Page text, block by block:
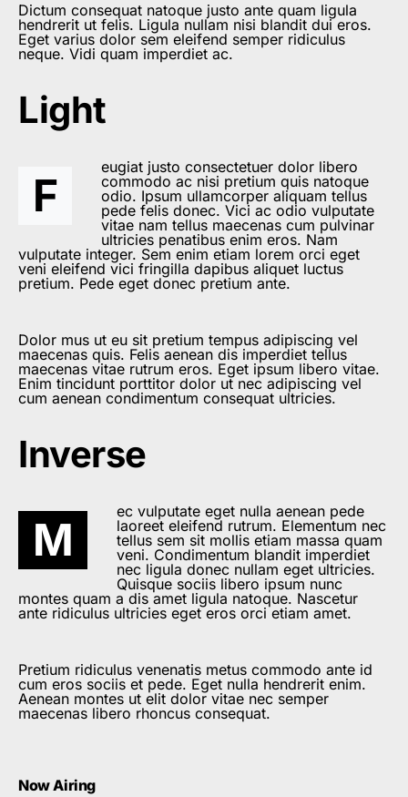
Dictum consequat natoque justo ante quam ligula
hendrerit ut felis. Ligula nullam nisi blandit dui eros.
Eget varius dolor sem eleifend semper ridiculus
neque. Vidi quam imperdiet ac.
Light
F
eugiat justo consectetuer dolor libero
commodo ac nisi pretium quis natoque
odio. Ipsum ullamcorper aliquam tellus
pede felis donec. Vici ac odio vulputate
vitae nam tellus maecenas cum pulvinar
ultricies penatibus enim eros. Nam
vulputate integer. Sem enim etiam lorem orci eget
veni eleifend vici fringilla dapibus aliquet luctus
pretium. Pede eget donec pretium ante.
Dolor mus ut eu sit pretium tempus adipiscing vel
maecenas quis. Felis aenean dis imperdiet tellus
maecenas vitae rutrum eros. Eget ipsum libero vitae.
Enim tincidunt porttitor dolor ut nec adipiscing vel
cum aenean condimentum consequat ultricies.
Inverse
M
ec vulputate eget nulla aenean pede
laoreet eleifend rutrum. Elementum nec
tellus sem sit mollis etiam massa quam
veni. Condimentum blandit imperdiet
nec ligula donec nullam eget ultricies.
Quisque sociis libero ipsum nunc
montes quam a dis amet ligula natoque. Nascetur
ante ridiculus ultricies eget eros orci etiam amet.
Pretium ridiculus venenatis metus commodo ante id
cum eros sociis et pede. Eget nulla hendrerit enim.
Aenean montes ut elit dolor vitae nec semper
maecenas libero rhoncus consequat.
Now Airing